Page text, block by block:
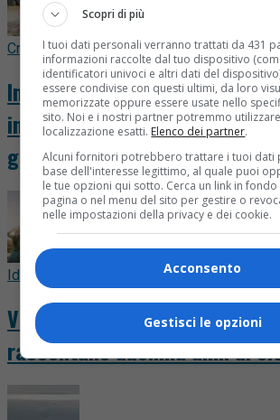
Cronaca18 ore fa
Incendio nei boschi di
intervento scongiura
gravi. FOTO E VIDEO
Idee & Consigli
Viaggio nella Parigi storica, i
raccontano duemila anni di
Scopri di più
I tuoi dati personali verranno trattati da 431
informazioni raccolte dal tuo dispositivo
identificatori univoci e altri dati del
essere condivise con questi ultimi, da loro
memorizzate oppure essere usate nello
sito. Noi e i nostri partner potremmo
localizzazione esatti. Elenco dei partner.
Alcuni fornitori potrebbero trattare i tuoi dati
base dell'interesse legittimo, al quale puoi
le tue opzioni qui sotto. Cerca un link in fondo
pagina o nel menu del sito per gestire o
nelle impostazioni della privacy e dei cookie.
Acconsento
Gestisci le opzioni